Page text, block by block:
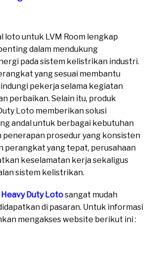
loto untuk LVM Room lengkap
dalam mendukung
pada sistem kelistrikan industri.
yang sesuai membantu
pekerja selama kegiatan
perbaikan. Selain itu, produk
Loto memberikan solusi
andal untuk berbagai kebutuhan
penerapan prosedur yang konsisten
perangkat yang tepat, perusahaan
keselamatan kerja sekaligus
sistem kelistrikan.
Heavy Duty Lotosangat mudah
di pasaran. Untuk informasi
mengakses website berikut ini :